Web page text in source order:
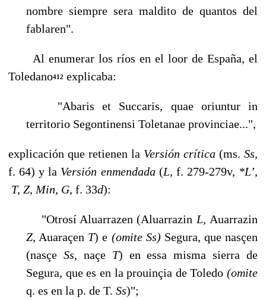
nombre siempre se­ra maldito de quantos del
fablaren".
Al enumerar los ríos en el loor de España, el
Toledano412 explicaba:
"Abaris et Succaris, quae oriuntur in
territorio Segontinensi Toletanae provinciae...",
explicación que retienen la Versión crítica (ms. Ss,
f. 64) y la Versión enmendada (L, f. 279-279v, *L’,
T, Z, Min, G, f. 33d):
"Otrosí Aluarrazen (Aluarrazin L, Auarrazin
Z, Auaraçen T) e (omite Ss) Se­gura, que nasçen
(nasçe Ss, naçe T) en essa misma sierra de
Segura, que es en la prouinçia de Toledo (omite
q. es en la p. de T. Ss)";